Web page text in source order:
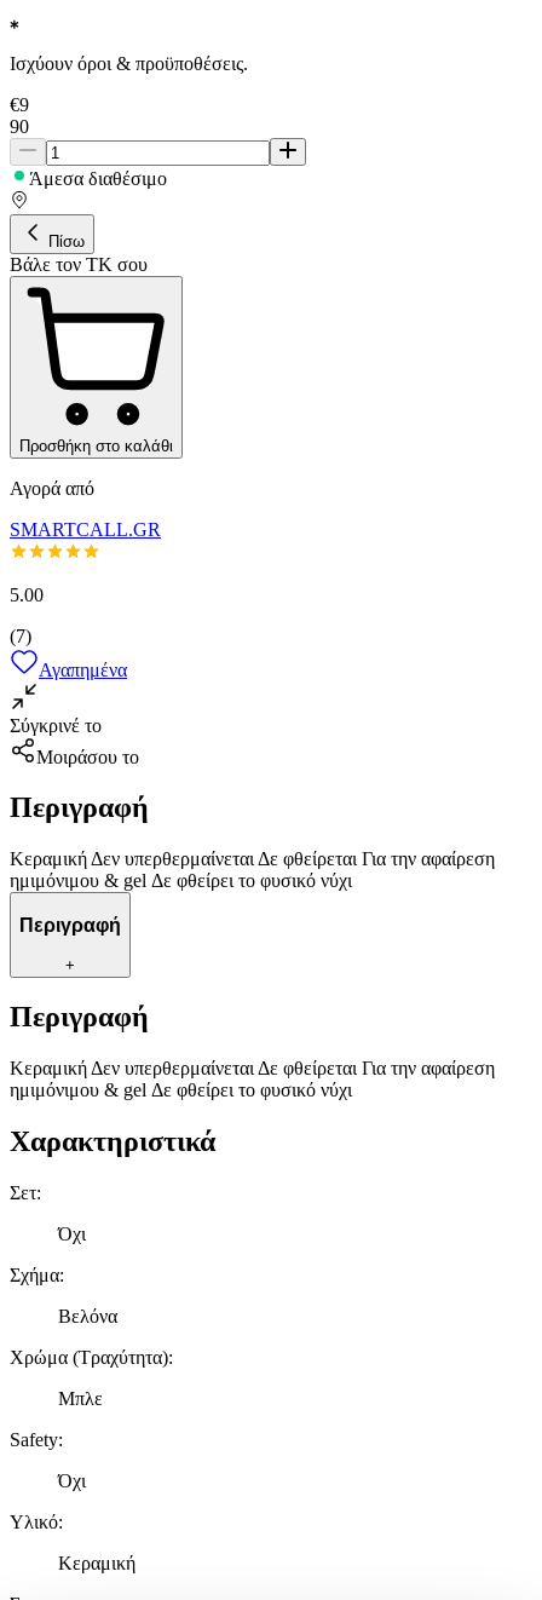
Ισχύουν όροι & προϋποθέσεις.
€9
90
Άμεσα διαθέσιμο
Πίσω
Βάλε τον ΤΚ σου
Προσθήκη στο καλάθι
Αγορά από
SMARTCALL.GR
5.00
(7)
Αγαπημένα
Σύγκρινέ το
Μοιράσου το
Περιγραφή
Κεραμική Δεν υπερθερμαίνεται Δε φθείρεται Για την αφαίρεση
ημιμόνιμου & gel Δε φθείρει το φυσικό νύχι
Περιγραφή
+
Περιγραφή
Κεραμική Δεν υπερθερμαίνεται Δε φθείρεται Για την αφαίρεση
ημιμόνιμου & gel Δε φθείρει το φυσικό νύχι
Χαρακτηριστικά
Σετ:
Όχι
Σχήμα:
Βελόνα
Χρώμα (Τραχύτητα):
Μπλε
Safety:
Όχι
Υλικό:
Κεραμική